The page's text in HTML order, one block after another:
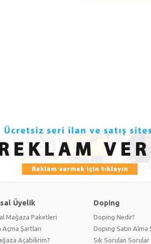
Üyelik
Mağaza Paketleri
Şartları
Açabilirim?
Doping
Doping Nedir?
Doping Satın Alma
Sık Sorulan Sorular